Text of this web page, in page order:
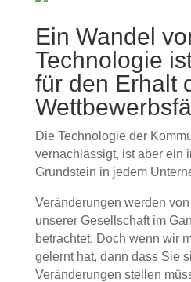
Ein Wandel
Technologie
für den Erhalt
Die Technologie der
vernachlässigt, ist aber ein
Grundstein in jedem
Veränderungen werden
unserer Gesellschaft im
betrachtet. Doch wenn wir
gelernt hat, dann dass Sie
Veränderungen stellen